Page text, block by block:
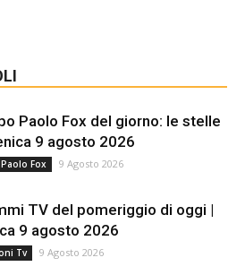
Paolo Fox del giorno: le stelle
9 agosto 2026
Fox 9 Agosto 2026
TV del pomeriggio di oggi |
9 agosto 2026
Tv 9 Agosto 2026